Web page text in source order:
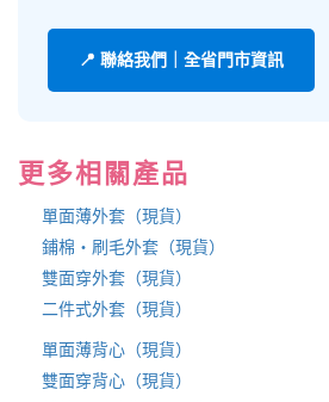
📍 聯絡我們｜全省門市資訊
更多相關產品
單面薄外套（現貨）
鋪棉・刷毛外套（現貨）
雙面穿外套（現貨）
二件式外套（現貨）
單面薄背心（現貨）
雙面穿背心（現貨）